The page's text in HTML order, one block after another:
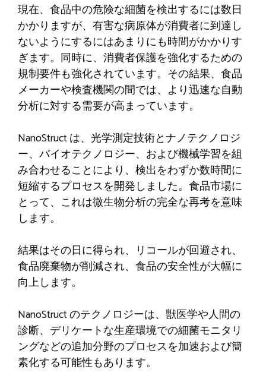
現在、食品中の危険な細菌を検出するには数日
かかりますが、有害な病原体が消費者に到達し
ないようにするにはあまりにも時間がかかりす
ぎます。同時に、消費者保護を強化するための
規制要件も強化されています。その結果、食品
メーカーや検査機関の間では、より迅速な自動
分析に対する需要が高まっています。
NanoStruct は、光学測定技術とナノテクノロジ
ー、バイオテクノロジー、および機械学習を組
み合わせることにより、検出をわずか数時間に
短縮するプロセスを開発しました。食品市場に
とって、これは微生物分析の完全な再考を意味
します。
結果はその日に得られ、リコールが回避され、
食品廃棄物が削減され、食品の安全性が大幅に
向上します。
NanoStruct のテクノロジーは、獣医学や人間の
診断、デリケートな生産環境での細菌モニタリ
ングなどの追加分野のプロセスを加速および簡
素化する可能性もあります。